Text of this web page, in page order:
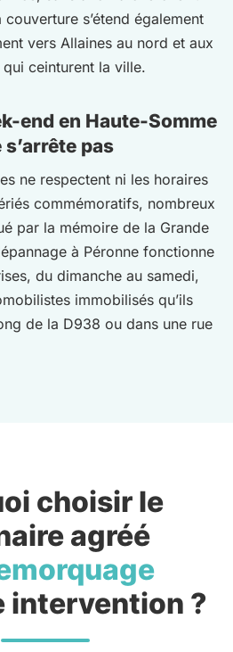
s’étend également
vers Allaines au nord et aux
qui ceinturent la ville.
end en Haute-Somme
pas
ne respectent ni les horaires
commémoratifs, nombreux
par la mémoire de la Grande
à Péronne fonctionne
du dimanche au samedi,
immobilisés qu’ils
de la D938 ou dans une rue
choisir le
agréé
intervention ?